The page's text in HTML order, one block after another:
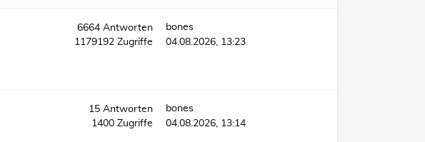
6664Antworten
1179192Zugriffe
bones
04.08.2026, 13:23
15Antworten
1400Zugriffe
bones
04.08.2026, 13:14